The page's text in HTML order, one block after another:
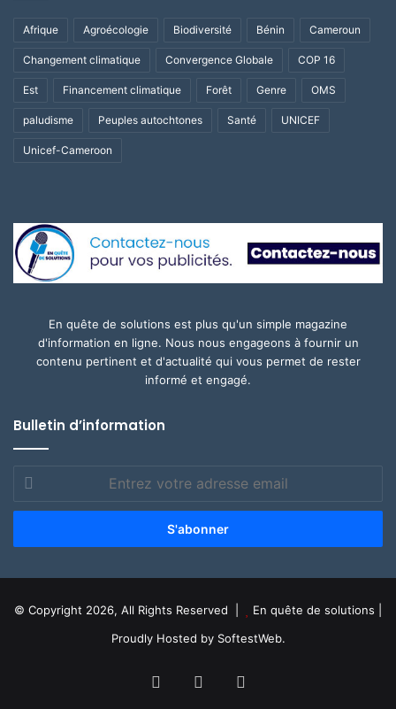
Afrique Agroécologie Biodiversité Bénin Cameroun
Changement climatique Convergence Globale COP 16
Est Financement climatique Forêt Genre OMS
paludisme Peuples autochtones Santé UNICEF
Unicef-Cameroon
En quête de solutions est plus qu'un simple magazine
d'information en ligne. Nous nous engageons à fournir un
contenu pertinent et d'actualité qui vous permet de rester
informé et engagé.
Bulletin d’information
Entrez
votre
adresse
© Copyright 2026, All Rights Reserved | En quête de solutions
Proudly Hosted by SoftestWeb.
FacebookYouTube